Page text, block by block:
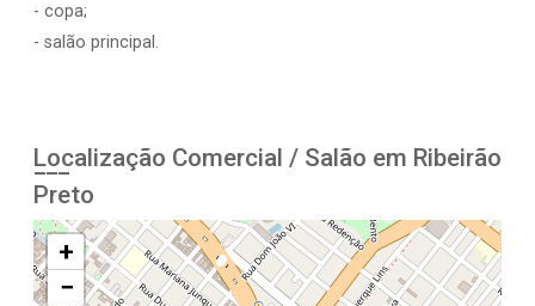
- copa;
- salão principal.
Localização Comercial / Salão em Ribeirão
Preto
+
−